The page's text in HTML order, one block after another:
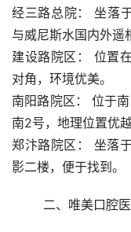
经三路总院： 坐落
与威尼斯水国内外遥
建设路院区： 位置
对角，环境优美。
南阳路院区： 位于
南2号，地理位置优越
郑汴路院区： 坐落
影二楼，便于找到。
二、唯美口腔